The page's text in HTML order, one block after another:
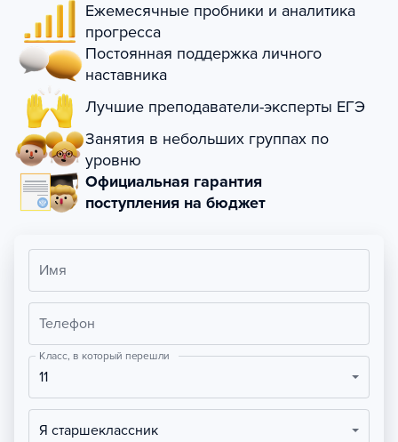
Ежемесячные пробники и аналитика
прогресса
Постоянная поддержка личного
наставника
Лучшие преподаватели-эксперты ЕГЭ
Занятия в небольших группах по
уровню
Официальная гарантия
поступления на бюджет
Имя
Телефон
Класс, в который перешли
11
Я старшеклассник